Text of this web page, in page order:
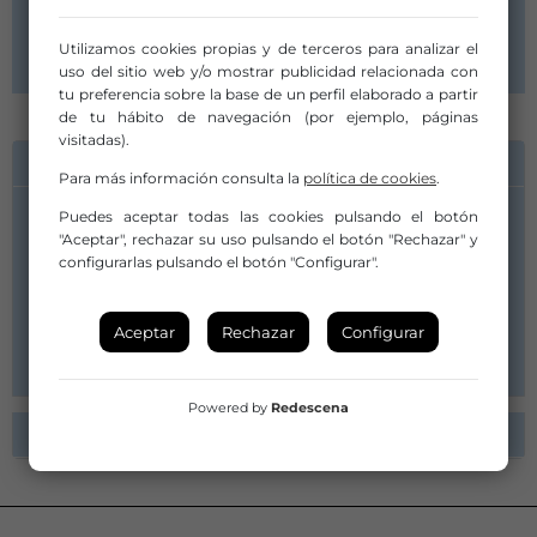
Alicia Calot
aliciacalot@gmail.com
Utilizamos cookies propias y de terceros para analizar el
uso del sitio web y/o mostrar publicidad relacionada con
tu preferencia sobre la base de un perfil elaborado a partir
de tu hábito de navegación (por ejemplo, páginas
visitadas).
Para más información consulta la política de cookies.
Puedes aceptar todas las cookies pulsando el botón
"Aceptar", rechazar su uso pulsando el botón "Rechazar" y
configurarlas pulsando el botón "Configurar".
Aceptar Rechazar Configurar
Powered by Redescena